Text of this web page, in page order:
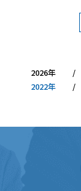
2026
2022